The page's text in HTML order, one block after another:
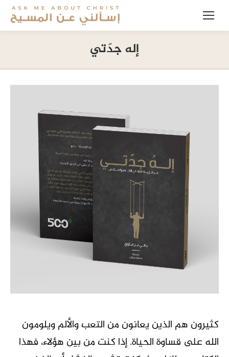
إله جدّتي
كثيرون هم الذين يعانون من التعب والألم ويلومون
الله على قساوة الحياة. إذا كنت من بين هؤلاء، فهذا